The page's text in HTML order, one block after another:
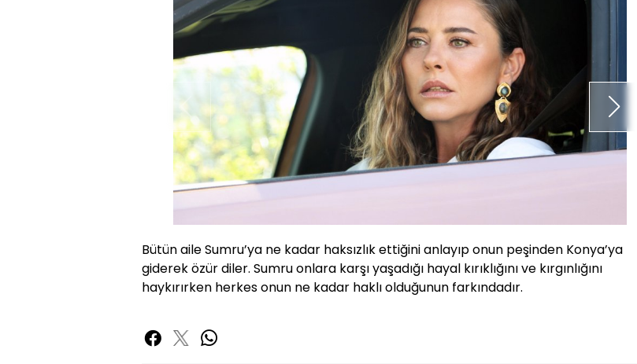
Bütün aile Sumru’ya ne kadar haksızlık ettiğini anlayıp onun peşinden Konya’ya
giderek özür diler. Sumru onlara karşı yaşadığı hayal kırıklığını ve kırgınlığını
haykırırken herkes onun ne kadar haklı olduğunun farkındadır.